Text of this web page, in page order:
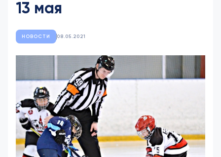
13 мая
НОВОСТИ 08.05.2021